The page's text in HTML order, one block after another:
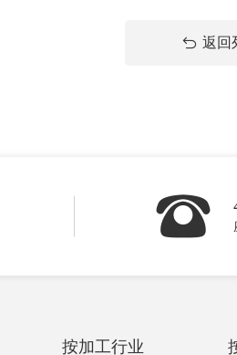
返回
按加工行业